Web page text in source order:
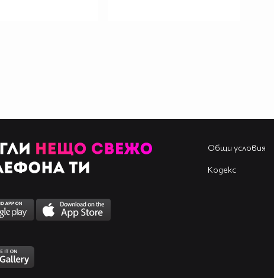
Общи условия
Кодекс